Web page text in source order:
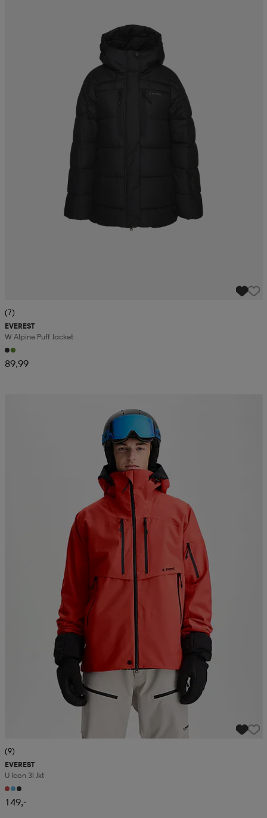
(7)
EVEREST
W Alpine Puff Jacket
89,99
(9)
EVEREST
U Icon 3l Jkt
149,-